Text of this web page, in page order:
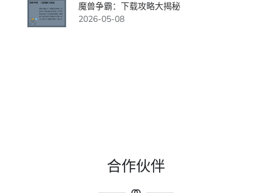
魔兽争霸：下载攻略大揭秘
2026-05-08
合作伙伴